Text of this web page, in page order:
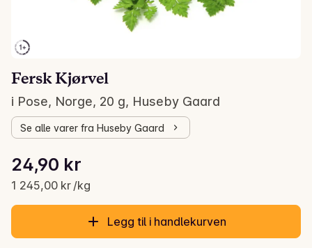
Fersk Kjørvel
i Pose, Norge, 20 g, Huseby Gaard
Se alle varer fra Huseby Gaard
Gjeldende pris er: 24,90 kr
24,90 kr
1 245,00 kr /kg
Stykkpris: 1 245,00 kr /kg
Legg til i handlekurven